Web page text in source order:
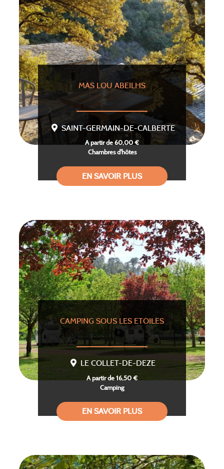
MAS LOU ABEILHS
SAINT-GERMAIN-DE-CALBERTE
A partir de 60,00 €
Chambres d'hôtes
EN SAVOIR PLUS
CAMPING SOUS LES ETOILES
LE COLLET-DE-DEZE
A partir de 16,50 €
Camping
EN SAVOIR PLUS